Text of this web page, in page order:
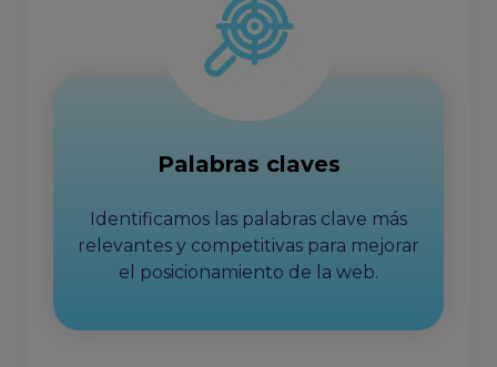
Palabras claves
Identificamos las palabras clave más
relevantes y competitivas para mejorar
el posicionamiento de la web.